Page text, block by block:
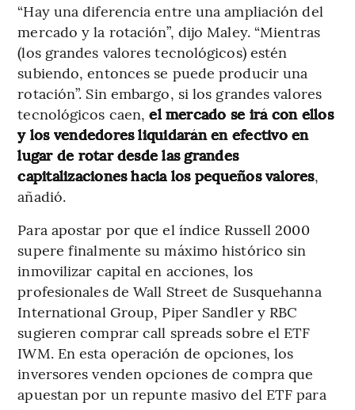
“Hay una diferencia entre una ampliación del
mercado y la rotación”, dijo Maley. “Mientras
(los grandes valores tecnológicos) estén
subiendo, entonces se puede producir una
rotación”. Sin embargo, si los grandes valores
tecnológicos caen,el mercado se irá con ellos
y los vendedores liquidarán en efectivo en
lugar de rotar desde las grandes
capitalizaciones hacia los pequeños valores,
añadió.
Para apostar por que el índice Russell 2000
supere finalmente su máximo histórico sin
inmovilizar capital en acciones, los
profesionales de Wall Street de Susquehanna
International Group, Piper Sandler y RBC
sugieren comprar call spreads sobre el ETF
IWM. En esta operación de opciones, los
inversores venden opciones de compra que
apuestan por un repunte masivo del ETF para